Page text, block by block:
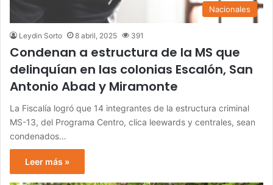
Nacionales
Leydin Sorto 8 abril, 2025 391
Condenan a estructura de la MS que
delinquían en las colonias Escalón, San
Antonio Abad y Miramonte
La Fiscalía logró que 14 integrantes de la estructura criminal
MS-13, del Programa Centro, clica leewards y centrales, sean
condenados…
Leer más »